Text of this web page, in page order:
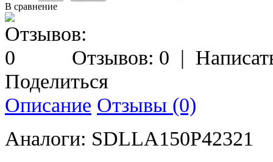
В сравнение
Отзывов: 0 |
Поделиться
Описание Отзывы (0)
Аналоги: SDLLA150P42321